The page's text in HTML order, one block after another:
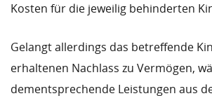
Kosten für die jeweilig behinderten
Gelangt allerdings das betreffende
erhaltenen Nachlass zu Vermögen,
dementsprechende Leistungen aus